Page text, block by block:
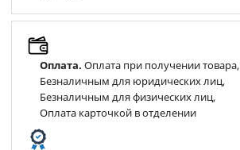
Оплата. Оплата при получении товара,
Безналичным для юридических лиц,
Безналичным для физических лиц,
Оплата карточкой в отделении